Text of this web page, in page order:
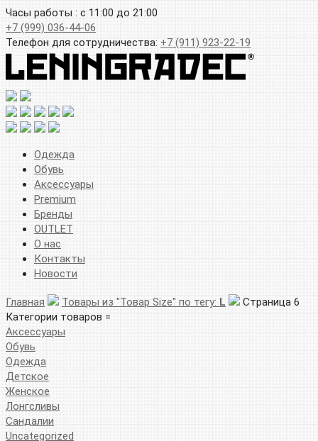
Часы работы : с 11:00 до 21:00
+7 (999) 036-44-06
Телефон для сотрудничества: +7 (911) 923-22-19
Одежда
Обувь
Аксессуары
Premium
Бренды
OUTLET
О нас
Контакты
Новости
Главная Товары из "Товар Size" по тегу: L
Страница 6
Категории товаров =
Аксессуары
Обувь
Одежда
Детское
Женское
Лонгсливы
Сандалии
Uncategorized